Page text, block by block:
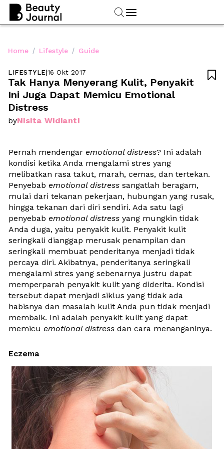
Home / Lifestyle / Guide
LIFESTYLE|16 Okt 2017
Tak Hanya Menyerang Kulit, Penyakit
Ini Juga Dapat Memicu Emotional
Distress
byNisita Widianti

Pernah mendengar emotional distress? Ini adalah
kondisi ketika Anda mengalami stres yang
melibatkan rasa takut, marah, cemas, dan tertekan.
Penyebab emotional distress sangatlah beragam,
mulai dari tekanan pekerjaan, hubungan yang rusak,
hingga tekanan dari diri sendiri. Ada satu lagi
penyebab emotional distress yang mungkin tidak
Anda duga, yaitu penyakit kulit. Penyakit kulit
seringkali dianggap merusak penampilan dan
seringkali membuat penderitanya menjadi tidak
percaya diri. Akibatnya, penderitanya seringkali
mengalami stres yang sebenarnya justru dapat
memperparah penyakit kulit yang diderita. Kondisi
tersebut dapat menjadi siklus yang tidak ada
habisnya dan masalah kulit Anda pun tidak menjadi
membaik. Ini adalah penyakit kulit yang dapat
memicu emotional distress dan cara menanganinya.
Eczema